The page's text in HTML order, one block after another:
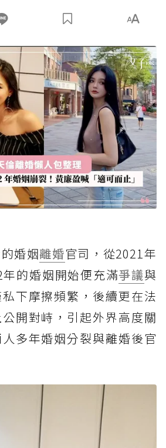
婚姻離婚官司，從2021年
的婚姻開始便充滿爭議與
下摩擦頻繁，後續更在法
開對峙，引起外界高度關
多年婚姻分裂與離婚後官